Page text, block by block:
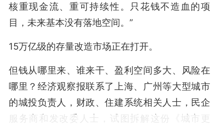
核重现金流、重可持续性。只花钱不造血的项
目，未来基本没有落地空间。”
15万亿级的存量改造市场正在打开。
但钱从哪里来、谁来干、盈利空间多大、风险在
哪里？经济观察报联系了上海、广州等大型城市
的城投负责人，财政、住建系统相关人士，民企